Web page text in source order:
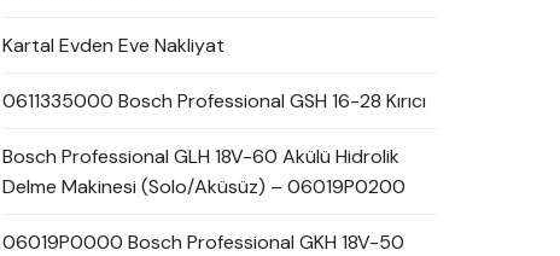
Kartal Evden Eve Nakliyat
0611335000 Bosch Professional GSH 16-28 Kırıcı
Bosch Professional GLH 18V-60 Akülü Hidrolik
Delme Makinesi (Solo/Aküsüz) – 06019P0200
06019P0000 Bosch Professional GKH 18V-50